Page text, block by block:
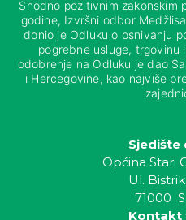
Shodno pozitivnim zakonskim
godine, Izvršni odbor
donio je Odluku o osnivanju
pogrebne usluge, trgovinu
odobrenje na Odluku je dao
i Hercegovine, kao najviše
Sjedište
Općina Stari
Ul.
71000
Kontakt